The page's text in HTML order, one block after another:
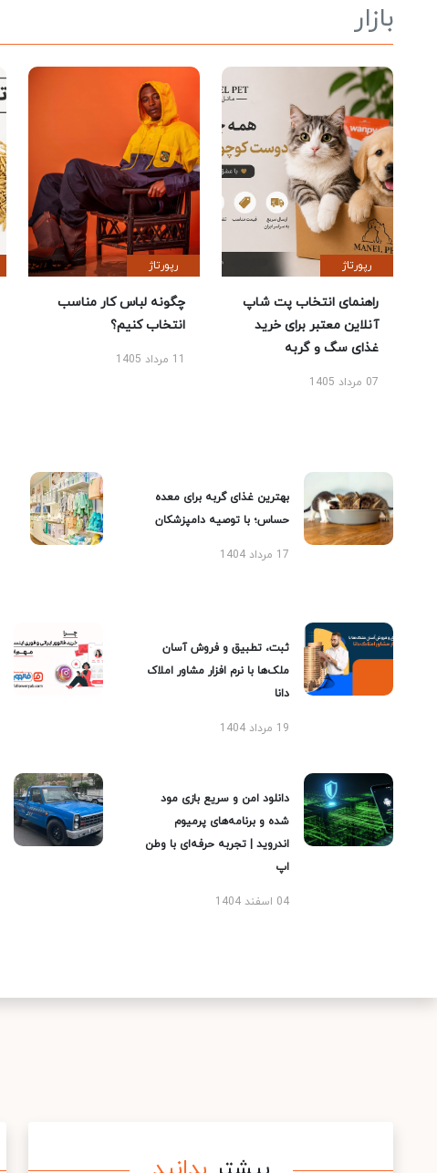
بازار
رپورتاژ
راهنمای انتخاب پت شاپ
آنلاین معتبر برای خرید
غذای سگ و گربه
07 مرداد 1405
رپورتاژ
چگونه لباس کار مناسب
انتخاب کنیم؟
11 مرداد 1405
بهترین غذای گربه برای معده
حساس؛ با توصیه دامپزشکان
17 مرداد 1404
ثبت، تطبیق و فروش آسان
ملک‌ها با نرم افزار مشاور املاک
دانا
19 مرداد 1404
دانلود امن و سریع بازی مود
شده و برنامه‌های پرمیوم
اندروید | تجربه حرفه‌ای با وطن
اپ
04 اسفند 1404